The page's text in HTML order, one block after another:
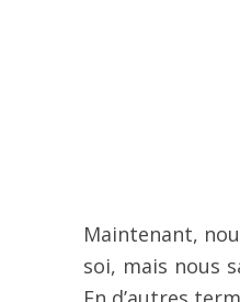
Maintenant,
soi, mais nous